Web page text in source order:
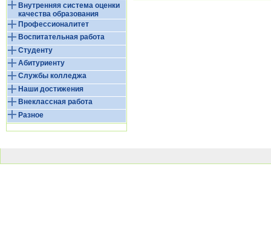
Внутренняя система оценки
качества образования
Профессионалитет
Воспитательная работа
Студенту
Абитуриенту
Службы колледжа
Наши достижения
Внеклассная работа
Разное